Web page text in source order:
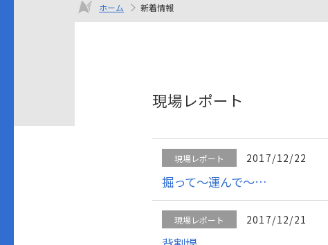
ホーム 新着情報
現場レポート
現場レポート 2017/12/22
掘って～運んで～…
現場レポート 2017/12/21